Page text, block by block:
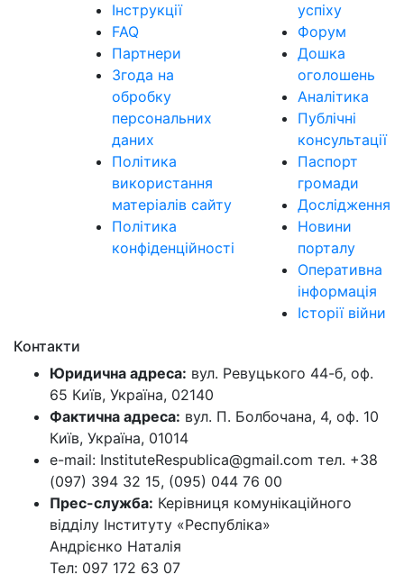
Інструкції
FAQ
Партнери
Згода на
обробку
персональних
даних
Політика
використання
матеріалів сайту
Політика
конфіденційності
успіху
Форум
Дошка
оголошень
Аналітика
Публічні
консультації
Паспорт
громади
Дослідження
Новини
порталу
Оперативна
інформація
Історії війни
Контакти
Юридична адреса: вул. Ревуцького 44-б, оф.
65 Київ, Україна, 02140
Фактична адреса: вул. П. Болбочана, 4, оф. 10
Київ, Україна, 01014
e-mail: InstituteRespublica@gmail.com тел. +38
(097) 394 32 15, (095) 044 76 00
Прес-служба: Керівниця комунікаційного
відділу Інституту «Республіка»
Андрієнко Наталія
Тел: 097 172 63 07